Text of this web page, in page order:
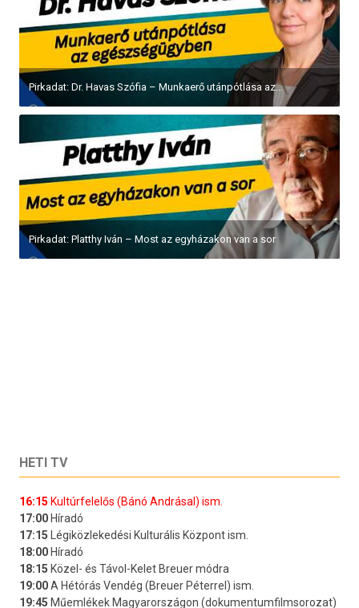
Pirkadat: Dr. Havas Szófia – Munkaerő utánpótlása az...
Pirkadat: Platthy Iván – Most az egyházakon van a sor
HETI TV